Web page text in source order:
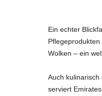
Ein echter
Wolken – ein
Auch
serviert